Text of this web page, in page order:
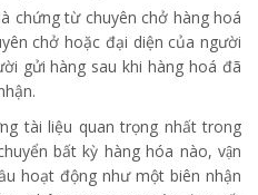
chứng từ chuyên chở hàng hoá
chở hoặc đại diện của người
gửi hàng sau khi hàng hoá đã
tài liệu quan trọng nhất trong
bất kỳ hàng hóa nào, vận
hoạt động như một biên nhận